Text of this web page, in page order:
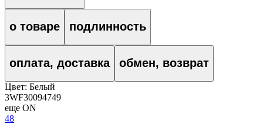
о товаре подлинность
оплата, доставка обмен, возврат
Цвет: Белый
3WF30094749
еще ON
48